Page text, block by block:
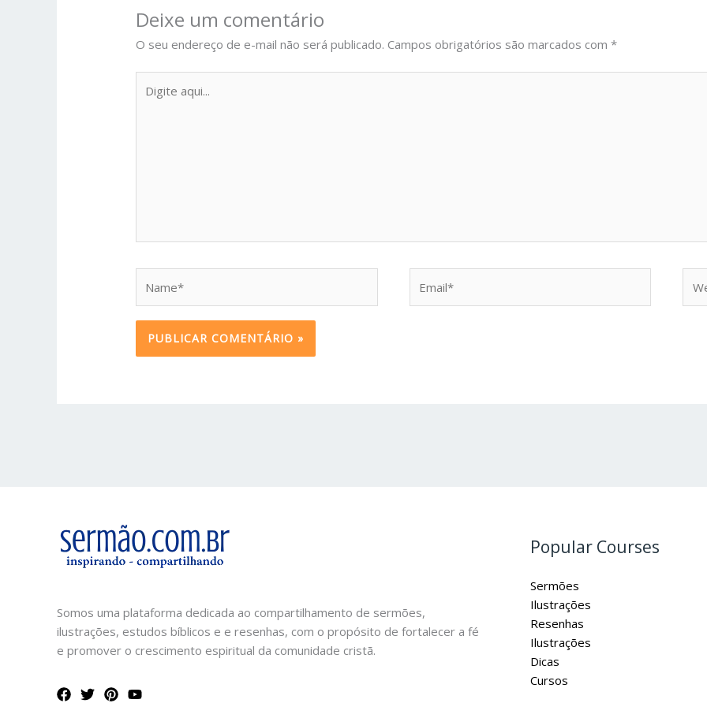
Deixe um comentário
O seu endereço de e-mail não será publicado. Campos obrigatórios são marcados com*
aqui...
Somos uma plataforma dedicada ao compartilhamento de sermões,
ilustrações, estudos bíblicos e e resenhas, com o propósito de fortalecer a fé
e promover o crescimento espiritual da comunidade cristã.
Popular Courses
Sermões
Ilustrações
Resenhas
Ilustrações
Dicas
Cursos